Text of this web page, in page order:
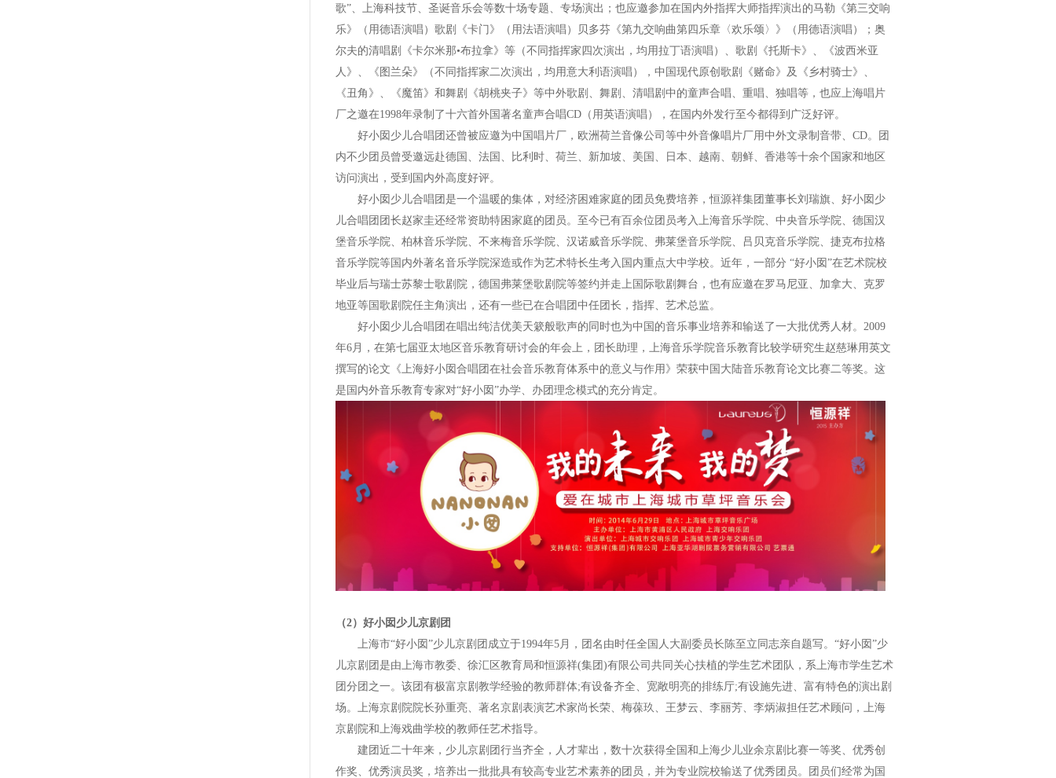
歌”、上海科技节、圣诞音乐会等数十场专题、专场演出；也应邀参加在国内外指挥大师指挥演出的马勒《第三交响
乐》（用德语演唱）歌剧《卡门》（用法语演唱）贝多芬《第九交响曲第四乐章〈欢乐颂〉》（用德语演唱）；奥
尔夫的清唱剧《卡尔米那•布拉拿》等（不同指挥家四次演出，均用拉丁语演唱）、歌剧《托斯卡》、《波西米亚
人》、《图兰朵》（不同指挥家二次演出，均用意大利语演唱），中国现代原创歌剧《赌命》及《乡村骑士》、
《丑角》、《魔笛》和舞剧《胡桃夹子》等中外歌剧、舞剧、清唱剧中的童声合唱、重唱、独唱等，也应上海唱片
厂之邀在1998年录制了十六首外国著名童声合唱CD（用英语演唱），在国内外发行至今都得到广泛好评。
好小囡少儿合唱团还曾被应邀为中国唱片厂，欧洲荷兰音像公司等中外音像唱片厂用中外文录制音带、CD。团
内不少团员曾受邀远赴德国、法国、比利时、荷兰、新加坡、美国、日本、越南、朝鲜、香港等十余个国家和地区
访问演出，受到国内外高度好评。
好小囡少儿合唱团是一个温暖的集体，对经济困难家庭的团员免费培养，恒源祥集团董事长刘瑞旗、好小囡少
儿合唱团团长赵家圭还经常资助特困家庭的团员。至今已有百余位团员考入上海音乐学院、中央音乐学院、德国汉
堡音乐学院、柏林音乐学院、不来梅音乐学院、汉诺威音乐学院、弗莱堡音乐学院、吕贝克音乐学院、捷克布拉格
音乐学院等国内外著名音乐学院深造或作为艺术特长生考入国内重点大中学校。近年，一部分 “好小囡”在艺术院校
毕业后与瑞士苏黎士歌剧院，德国弗莱堡歌剧院等签约并走上国际歌剧舞台，也有应邀在罗马尼亚、加拿大、克罗
地亚等国歌剧院任主角演出，还有一些已在合唱团中任团长，指挥、艺术总监。
好小囡少儿合唱团在唱出纯洁优美天簌般歌声的同时也为中国的音乐事业培养和输送了一大批优秀人材。2009
年6月，在第七届亚太地区音乐教育研讨会的年会上，团长助理，上海音乐学院音乐教育比较学研究生赵慈琳用英文
撰写的论文《上海好小囡合唱团在社会音乐教育体系中的意义与作用》荣获中国大陆音乐教育论文比赛二等奖。这
是国内外音乐教育专家对“好小囡”办学、办团理念模式的充分肯定。
（2）好小囡少儿京剧团
上海市“好小囡”少儿京剧团成立于1994年5月，团名由时任全国人大副委员长陈至立同志亲自题写。“好小囡”少
儿京剧团是由上海市教委、徐汇区教育局和恒源祥(集团)有限公司共同关心扶植的学生艺术团队，系上海市学生艺术
团分团之一。该团有极富京剧教学经验的教师群体;有设备齐全、宽敞明亮的排练厅;有设施先进、富有特色的演出剧
场。上海京剧院院长孙重亮、著名京剧表演艺术家尚长荣、梅葆玖、王梦云、李丽芳、李炳淑担任艺术顾问，上海
京剧院和上海戏曲学校的教师任艺术指导。
建团近二十年来，少儿京剧团行当齐全，人才辈出，数十次获得全国和上海少儿业余京剧比赛一等奖、优秀创
作奖、优秀演员奖，培养出一批批具有较高专业艺术素养的团员，并为专业院校输送了优秀团员。团员们经常为国